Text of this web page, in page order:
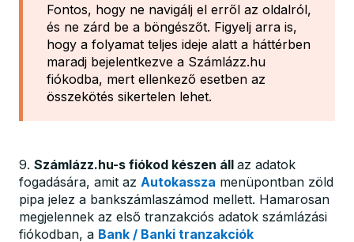
Fontos, hogy ne navigálj el erről az oldalról,
és ne zárd be a böngészőt. Figyelj arra is,
hogy a folyamat teljes ideje alatt a háttérben
maradj bejelentkezve a Számlázz.hu
fiókodba, mert ellenkező esetben az
összekötés sikertelen lehet.
9. Számlázz.hu-s fiókod készen áll az adatok
fogadására, amit az Autokassza menüpontban zöld
pipa jelez a bankszámlaszámod mellett. Hamarosan
megjelennek az első tranzakciós adatok számlázási
fiókodban, a Bank / Banki tranzakciók